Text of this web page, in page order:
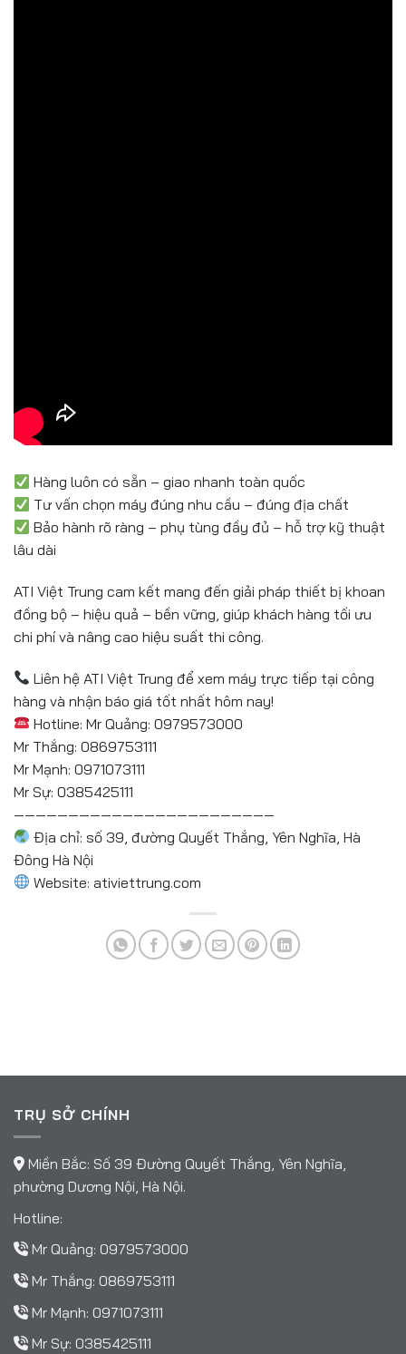
Hàng luôn có sẵn – giao nhanh toàn quốc
Tư vấn chọn máy đúng nhu cầu – đúng địa chất
Bảo hành rõ ràng – phụ tùng đầy đủ – hỗ trợ kỹ thuật
lâu dài
ATI Việt Trung cam kết mang đến giải pháp thiết bị khoan
đồng bộ – hiệu quả – bền vững, giúp khách hàng tối ưu
chi phí và nâng cao hiệu suất thi công.
Liên hệ ATI Việt Trung để xem máy trực tiếp tại công
hàng và nhận báo giá tốt nhất hôm nay!
Hotline: Mr Quảng: 0979573000
Mr Thắng: 0869753111
Mr Mạnh: 0971073111
Mr Sự: 0385425111
————————————————————————
Địa chỉ: số 39, đường Quyết Thắng, Yên Nghĩa, Hà
Đông Hà Nội
Website: ativiettrung.com
TRỤ SỞ CHÍNH
Miền Bắc: Số 39 Đường Quyết Thắng, Yên Nghĩa,
phường Dương Nội, Hà Nội.
Hotline:
Mr Quảng: 0979573000
Mr Thắng: 0869753111
Mr Mạnh: 0971073111
Mr Sự: 0385425111